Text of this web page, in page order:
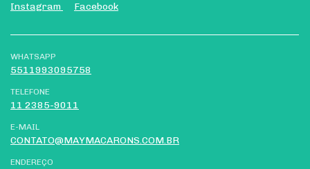
Instagram Facebook
WHATSAPP
5511993095758
TELEFONE
11 2385-9011
E-MAIL
CONTATO@MAYMACARONS.COM.BR
ENDEREÇO